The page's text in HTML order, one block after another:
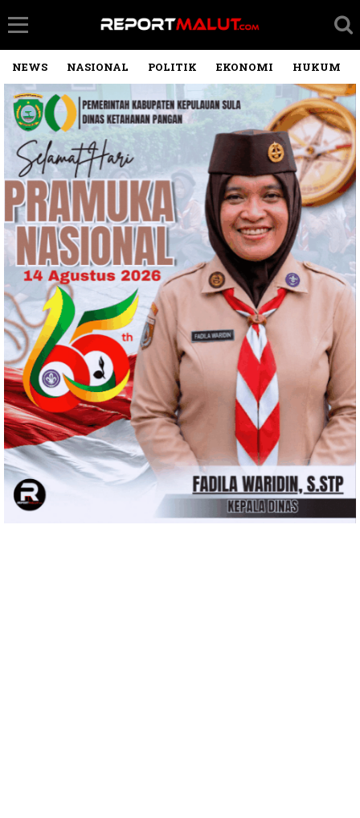
NEWS NASIONAL POLITIK EKONOMI HUKUM